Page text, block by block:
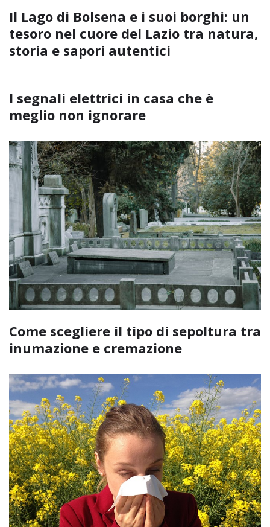
Il Lago di Bolsena e i suoi borghi: un
tesoro nel cuore del Lazio tra natura,
storia e sapori autentici
I segnali elettrici in casa che è
meglio non ignorare
Come scegliere il tipo di sepoltura tra
inumazione e cremazione